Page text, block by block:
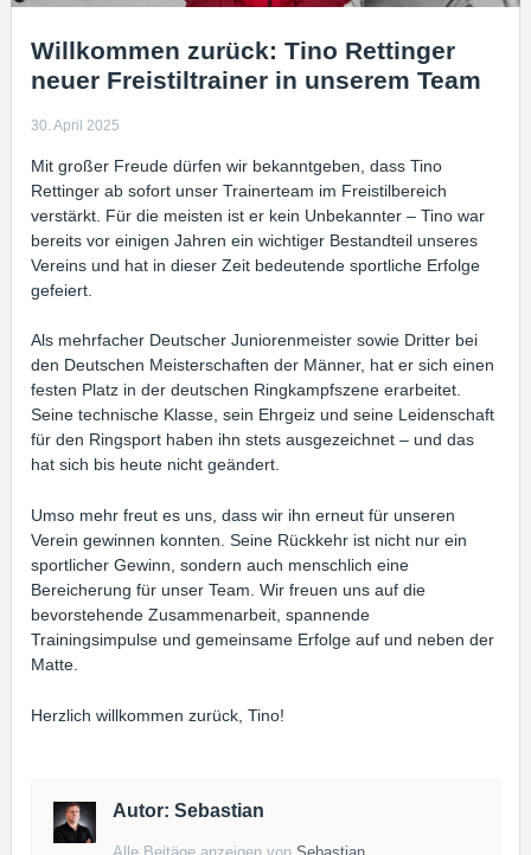
Willkommen zurück: Tino Rettinger
neuer Freistiltrainer in unserem Team
30. April 2025
Mit großer Freude dürfen wir bekanntgeben, dass Tino
Rettinger ab sofort unser Trainerteam im Freistilbereich
verstärkt. Für die meisten ist er kein Unbekannter – Tino war
bereits vor einigen Jahren ein wichtiger Bestandteil unseres
Vereins und hat in dieser Zeit bedeutende sportliche Erfolge
gefeiert.
Als mehrfacher Deutscher Juniorenmeister sowie Dritter bei
den Deutschen Meisterschaften der Männer, hat er sich einen
festen Platz in der deutschen Ringkampfszene erarbeitet.
Seine technische Klasse, sein Ehrgeiz und seine Leidenschaft
für den Ringsport haben ihn stets ausgezeichnet – und das
hat sich bis heute nicht geändert.
Umso mehr freut es uns, dass wir ihn erneut für unseren
Verein gewinnen konnten. Seine Rückkehr ist nicht nur ein
sportlicher Gewinn, sondern auch menschlich eine
Bereicherung für unser Team. Wir freuen uns auf die
bevorstehende Zusammenarbeit, spannende
Trainingsimpulse und gemeinsame Erfolge auf und neben der
Matte.
Herzlich willkommen zurück, Tino!
Autor: Sebastian